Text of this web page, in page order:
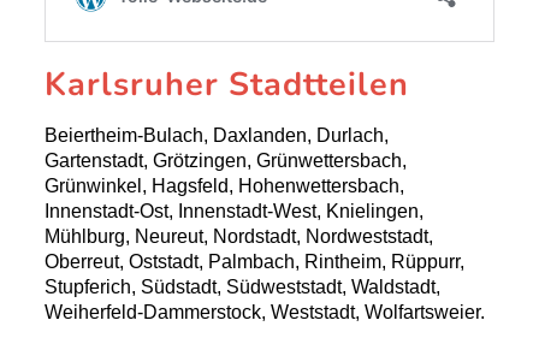
Karlsruher Stadtteilen
Beiertheim-Bulach, Daxlanden, Durlach,
Gartenstadt, Grötzingen, Grünwettersbach,
Grünwinkel, Hagsfeld, Hohenwettersbach,
Innenstadt-Ost, Innenstadt-West, Knielingen,
Mühlburg, Neureut, Nordstadt, Nordweststadt,
Oberreut, Oststadt, Palmbach, Rintheim, Rüppurr,
Stupferich, Südstadt, Südweststadt, Waldstadt,
Weiherfeld-Dammerstock, Weststadt, Wolfartsweier.